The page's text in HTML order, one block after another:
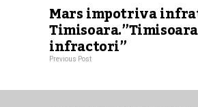
Mars impotriva
infractori”
Previous Post